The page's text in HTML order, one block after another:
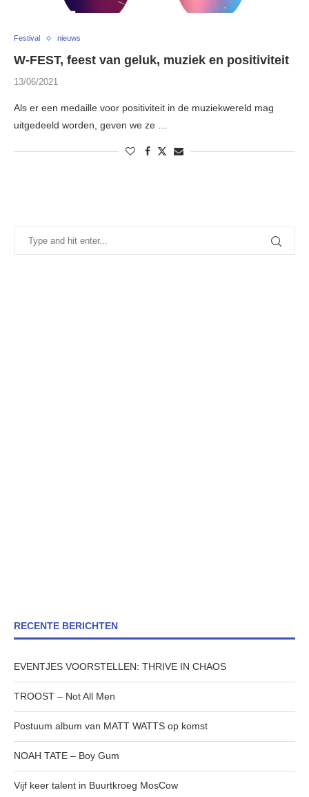
Festival nieuws
W-FEST, feest van geluk, muziek en positiviteit
13/06/2021
Als er een medaille voor positiviteit in de muziekwereld mag
uitgedeeld worden, geven we ze …
RECENTE BERICHTEN
EVENTJES VOORSTELLEN: THRIVE IN CHAOS
TROOST – Not All Men
Postuum album van MATT WATTS op komst
NOAH TATE – Boy Gum
Vijf keer talent in Buurtkroeg MosCow